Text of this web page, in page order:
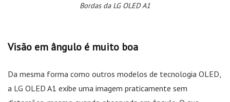
Bordas da LG OLED A1
Visão em ângulo é muito boa
Da mesma forma como outros modelos de tecnologia OLED,
a LG OLED A1 exibe uma imagem praticamente sem